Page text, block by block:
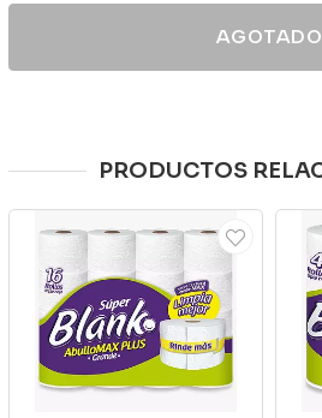
AGOTADO
PRODUCTOS